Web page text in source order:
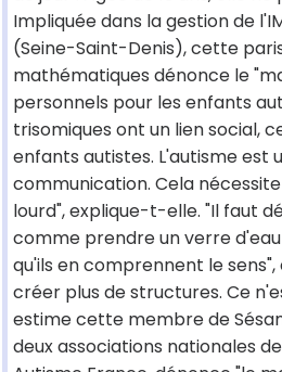
Impliquée dans la gestion de
(Seine-Saint-Denis), cette
mathématiques dénonce le
personnels pour les enfants
trisomiques ont un lien social,
enfants autistes. L'autisme est
communication. Cela
lourd", explique-t-elle. "Il faut
comme prendre un verre
qu'ils en comprennent le
créer plus de structures. Ce
estime cette membre de
deux associations nationales